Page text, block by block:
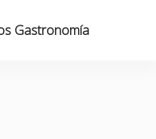
Gastronomía